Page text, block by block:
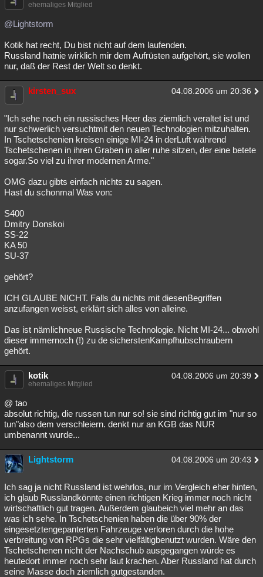
ehemaliges Mitglied
@Lightstorm
Kotik hat recht, Du bist nicht auf dem laufenden.
Russland hatnie wirklich mir dem Aufrüsten aufgehört, sie wollen
nur, daß der Rest der Welt so denkt.
kirsten_sux 04.08.2006 um 20:36
"Ich sehe noch ein russisches Heer das ziemlich veraltet ist und
nur schwerlich versuchtmit den neuen Technologien mitzuhalten.
In Tschetschenien kreisen einige MI-24 in derLuft während
Tschetschenen in ihren Graben in aller ruhe sitzen, der eine betete
sogar.So viel zu ihrer modernen Arme."
OMG dazu gibts einfach nichts zu sagen.
Hast du schonmal Was von:
S400
Dmitry Donskoi
SS-22
KA 50
SU-37
gehört?
ICH GLAUBE NICHT. Falls du nichts mit diesenBegriffen
anzufangen weisst, erklärt sich alles von alleine.
Das ist nämlichneue Russische Technologie. Nicht MI-24... obwohl
dieser immernoch (!) zu de sicherstenKampfhubschraubern
gehört.
kotik 04.08.2006 um 20:39
ehemaliges Mitglied
@ tao
absolut richtig, die russen tun nur so! sie sind richtig gut im "nur so
tun"also dem verschleiern. denkt nur an KGB das NUR
umbenannt wurde...
Lightstorm 04.08.2006 um 20:43
Ich sag ja nicht Russland ist wehrlos, nur im Vergleich eher hinten,
ich glaub Russlandkönnte einen richtigen Krieg immer noch nicht
wirtschaftlich gut tragen. Außerdem glaubeich viel mehr an das
was ich sehe. In Tschetschenien haben die über 90% der
eingesetztengepanterten Fahrzeuge verloren durch die hohe
verbreitung von RPGs die sehr vielfältigbenutzt wurden. Wäre den
Tschetschenen nicht der Nachschub ausgegangen würde es
heutedort immer noch sehr laut krachen. Aber Russland hat durch
seine Masse doch ziemlich gutgestanden.